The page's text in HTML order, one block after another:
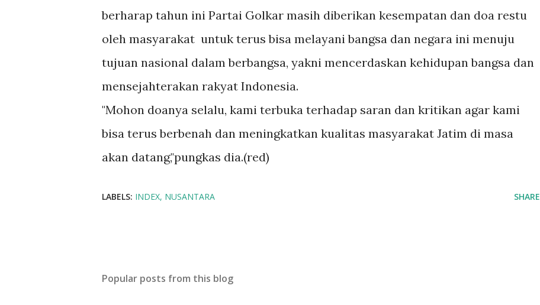
berharap tahun ini Partai Golkar masih diberikan kesempatan dan doa restu
oleh masyarakat untuk terus bisa melayani bangsa dan negara ini menuju
tujuan nasional dalam berbangsa, yakni mencerdaskan kehidupan bangsa dan
mensejahterakan rakyat Indonesia.
"Mohon doanya selalu, kami terbuka terhadap saran dan kritikan agar kami
bisa terus berbenah dan meningkatkan kualitas masyarakat Jatim di masa
akan datang,"pungkas dia.(red)
LABELS: INDEX NUSANTARA SHARE
Popular posts from this blog